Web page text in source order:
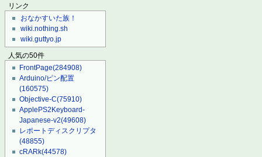
リンク
おなかすいた族！
wiki.nothing.sh
wiki.guttyo.jp
人気の50件
FrontPage(284908)
Arduino/ピン配置
(160575)
Objective-C(75910)
ApplePS2Keyboard-
Japanese-v2(49608)
レポートディスクリプタ
(48855)
cRARk(44578)